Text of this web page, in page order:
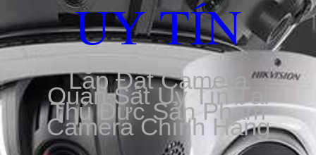
UY TÍN
Lắp Đặt Camera
Quan Sát Uy Tín Tại
Thủ Đức Sản Phẩm
Camera Chính Hãng